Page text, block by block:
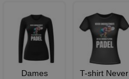
Dames
T-shirt Never